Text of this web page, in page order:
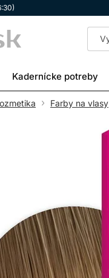
Kadernícke potreby
Farby na vlasy